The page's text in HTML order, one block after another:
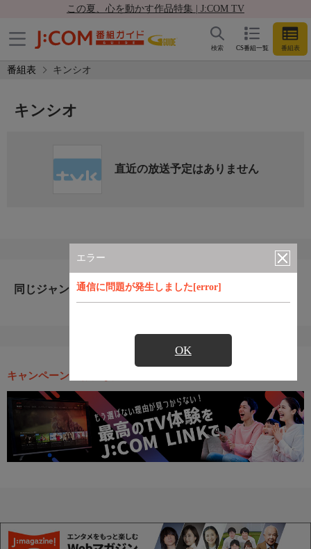
この夏、心を動かす作品特集 | J:COM TV
CS番組一覧 番組表
検索
番組表 キンシオ
エラー
通信に問題が発生しました[error]
OK
キンシオ
直近の放送予定はありません
同じジャンルのおすすめ番組
キャンペーン・お得な情報